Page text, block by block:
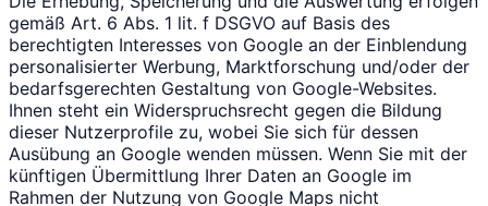
gemäß Art. 6 Abs. 1 lit. f DSGVO auf Basis des
berechtigten Interesses von Google an der Einblendung
personalisierter Werbung, Marktforschung und/oder der
bedarfsgerechten Gestaltung von Google-Websites.
Ihnen steht ein Widerspruchsrecht gegen die Bildung
dieser Nutzerprofile zu, wobei Sie sich für dessen
Ausübung an Google wenden müssen. Wenn Sie mit der
künftigen Übermittlung Ihrer Daten an Google im
Rahmen der Nutzung von Google Maps nicht